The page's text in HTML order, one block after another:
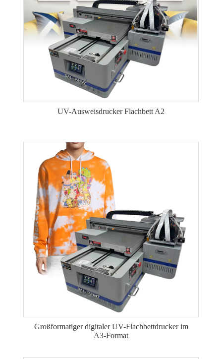
UV-Ausweisdrucker Flachbett A2
Großformatiger digitaler UV-Flachbettdrucker im
A3-Format